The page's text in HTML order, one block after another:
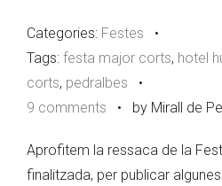
Categories: Festes •
Tags: festa major corts, hotel
corts, pedralbes •
9 comments • by Mirall de
Aprofitem la ressaca de la
finalitzada, per publicar